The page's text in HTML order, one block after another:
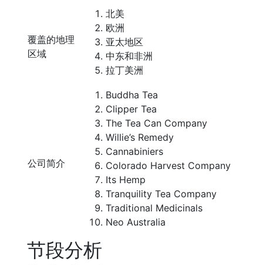
覆盖的地理
区域
北美
欧洲
亚太地区
中东和非洲
拉丁美洲
公司简介
Buddha Tea
Clipper Tea
The Tea Can Company
Willie’s Remedy
Cannabiniers
Colorado Harvest Company
Its Hemp
Tranquility Tea Company
Traditional Medicinals
Neo Australia
节段分析